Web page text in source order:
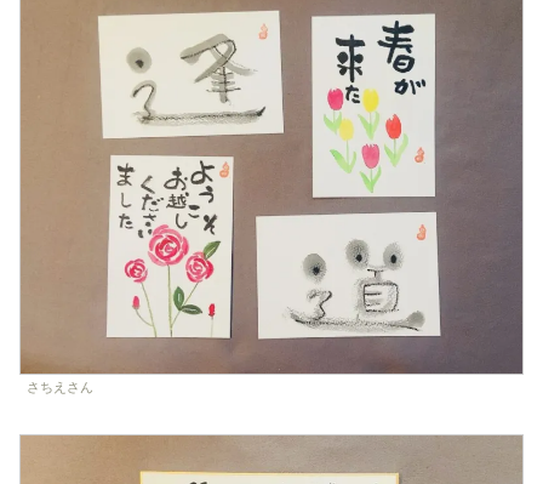
さちえさん